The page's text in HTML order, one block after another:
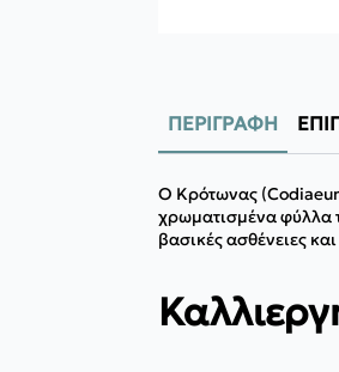
ΠΕΡΙΓΡΑΦΉ
Ο Κρότωνας
χρωματισμένα φύλλα
βασικές ασθένειες